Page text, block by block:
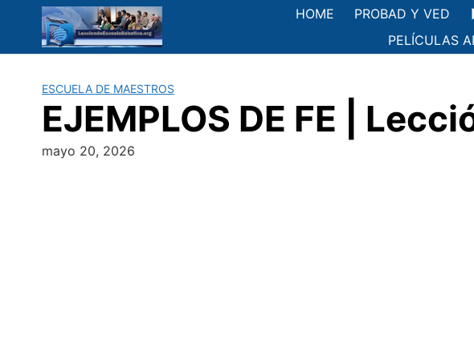
contenido
HOME PROBAD Y VED
PELÍCULAS
ESCUELA DE MAESTROS
EJEMPLOS DE FE |
mayo 20, 2026